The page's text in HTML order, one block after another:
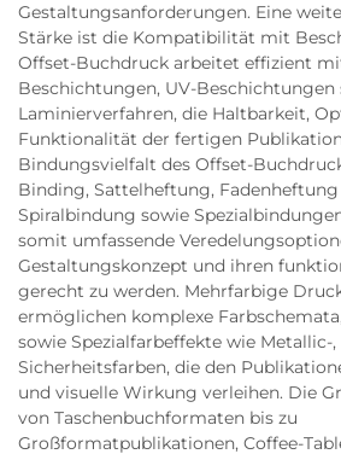
Gestaltungsanforderungen. Eine
Stärke ist die Kompatibilität mit
Offset-Buchdruck arbeitet effizient
Beschichtungen, UV-Beschichtungen
Laminierverfahren, die Haltbarkeit,
Funktionalität der fertigen
Bindungsvielfalt des Offset-
Binding, Sattelheftung, Fadenheftung
Spiralbindung sowie
somit umfassende
Gestaltungskonzept und ihren
gerecht zu werden. Mehrfarbige
ermöglichen komplexe
sowie Spezialfarbeffekte wie Metallic-,
Sicherheitsfarben, die den
und visuelle Wirkung verleihen. Die
von Taschenbuchformaten bis zu
Großformatpublikationen, Coffee-